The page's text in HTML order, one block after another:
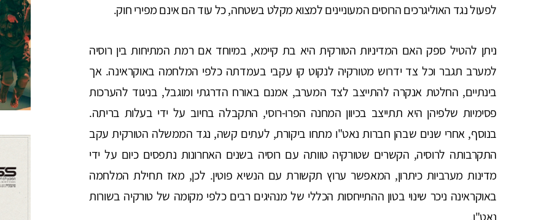
לפעול נגד האוליגרכים הרוסים המעוניינים למצוא מקלט בשטחה, כל עוד הם אינם מפירי חוק.
ניתן להטיל ספק האם המדיניות הטורקית היא בת קיימא, במיוחד אם רמת המתיחות בין רוסיה
למערב תגבר וכל צד ידרוש מטורקיה לנקוט קו עקבי בעמדתה כלפי המלחמה באוקראינה. אך
בינתיים, החלטת אנקרה להתייצב לצד המערב, אמנם באורח הדרגתי ומוגבל, בניגוד להערכות
פסימיות שלפיהן היא תתייצב בכיוון המחנה הפרו-רוסי, התקבלה בחיוב על ידי בעלות בריתה.
בנוסף, אחרי שנים שבהן חברות נאט"ו מתחו ביקורת, לעתים קשה, נגד הממשלה הטורקית עקב
התקרבותה לרוסיה, הקשרים שטורקיה טוותה עם רוסיה בשנים האחרונות נתפסים כיום על ידי
מדינות מערביות כיתרון, המאפשר ערוץ תקשורת עם הנשיא פוטין. לכן, מאז תחילת המלחמה
באוקראינה ניכר שינוי בטון ההתייחסות הכללי של מנהיגים רבים כלפי מקומה של טורקיה בשורות